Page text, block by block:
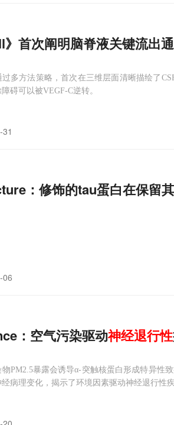
》首次阐明脑脊液关键流出
过多方法策略，首次在三维层面清晰描绘了
碍可以被VEGF-C逆转。
：修饰的tau蛋白在保留
06
：空气污染驱动神经退行性
物PM2.5暴露会诱导α-突触核蛋白形成特异性
经病理变化，揭示了环境因素驱动神经退行性